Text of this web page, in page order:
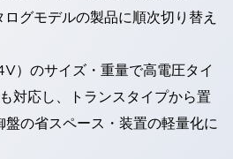
グモデルの製品に順次切り替え
）のサイズ・重量で高電圧タイ
対応し、トランスタイプから置
盤の省スペース・装置の軽量化に